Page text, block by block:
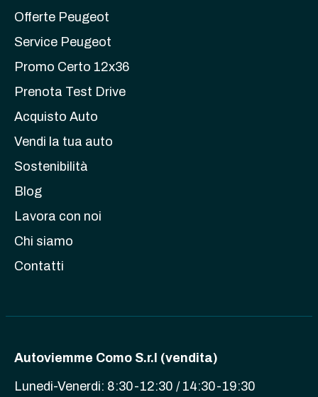
Offerte Peugeot
Service Peugeot
Promo Certo 12x36
Prenota Test Drive
Acquisto Auto
Vendi la tua auto
Sostenibilità
Blog
Lavora con noi
Chi siamo
Contatti
Autoviemme Como S.r.l (vendita)
Lunedi-Venerdi: 8:30-12:30 / 14:30-19:30